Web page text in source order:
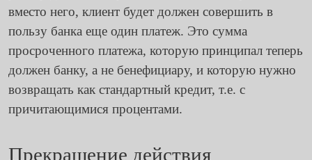
вместо него, клиент будет должен совершить в
пользу банка еще один платеж. Это сумма
просроченного платежа, которую принципал теперь
должен банку, а не бенефициару, и которую нужно
возвращать как стандартный кредит, т.е. с
причитающимися процентами.
Прекращение действия